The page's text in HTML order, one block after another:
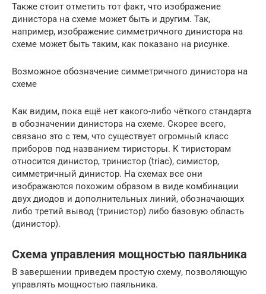
Также стоит отметить тот факт, что изображение
динистора на схеме может быть и другим. Так,
например, изображение симметричного динистора на
схеме может быть таким, как показано на рисунке.
Возможное обозначение симметричного динистора на
схеме
Как видим, пока ещё нет какого-либо чёткого стандарта
в обозначении динистора на схеме. Скорее всего,
связано это с тем, что существует огромный класс
приборов под названием тиристоры. К тиристорам
относится динистор, тринистор (triac), симистор,
симметричный динистор. На схемах все они
изображаются похожим образом в виде комбинации
двух диодов и дополнительных линий, обозначающих
либо третий вывод (тринистор) либо базовую область
(динистор).
Схема управления мощностью паяльника
В завершении приведем простую схему, позволяющую
управлять мощностью паяльника.